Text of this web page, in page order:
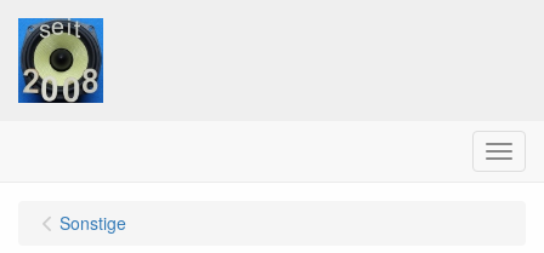
Menu
Sonstige